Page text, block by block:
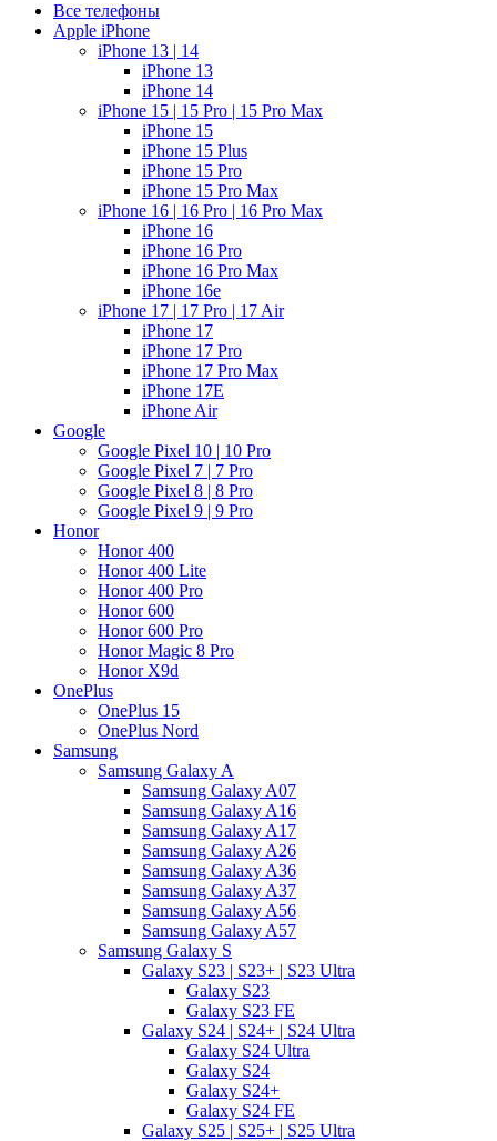
Все телефоны
Apple iPhone
iPhone 13 | 14
iPhone 13
iPhone 14
iPhone 15 | 15 Pro | 15 Pro Max
iPhone 15
iPhone 15 Plus
iPhone 15 Pro
iPhone 15 Pro Max
iPhone 16 | 16 Pro | 16 Pro Max
iPhone 16
iPhone 16 Pro
iPhone 16 Pro Max
iPhone 16e
iPhone 17 | 17 Pro | 17 Air
iPhone 17
iPhone 17 Pro
iPhone 17 Pro Max
iPhone 17E
iPhone Air
Google
Google Pixel 10 | 10 Pro
Google Pixel 7 | 7 Pro
Google Pixel 8 | 8 Pro
Google Pixel 9 | 9 Pro
Honor
Honor 400
Honor 400 Lite
Honor 400 Pro
Honor 600
Honor 600 Pro
Honor Magic 8 Pro
Honor X9d
OnePlus
OnePlus 15
OnePlus Nord
Samsung
Samsung Galaxy A
Samsung Galaxy A07
Samsung Galaxy A16
Samsung Galaxy A17
Samsung Galaxy A26
Samsung Galaxy A36
Samsung Galaxy A37
Samsung Galaxy A56
Samsung Galaxy A57
Samsung Galaxy S
Galaxy S23 | S23+ | S23 Ultra
Galaxy S23
Galaxy S23 FE
Galaxy S24 | S24+ | S24 Ultra
Galaxy S24 Ultra
Galaxy S24
Galaxy S24+
Galaxy S24 FE
Galaxy S25 | S25+ | S25 Ultra